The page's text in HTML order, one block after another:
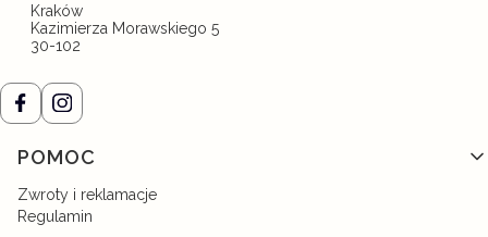
Kraków
Kazimierza Morawskiego 5
30-102
Linki w stopce
POMOC
Zwroty i reklamacje
Regulamin